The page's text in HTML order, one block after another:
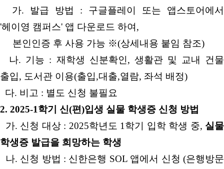
가. 발급 방법 : 구글플레이 또는 앱스토어에서
'헤이영 캠퍼스' 앱 다운로드 하여,
본인인증 후 사용 가능 ※(상세내용 붙임 참조)
나. 기능 : 재학생 신분확인, 생활관 및 교내 건물
출입, 도서관 이용(출입,대출,열람, 좌석 배정)
다. 비고 : 별도 신청 불필요
2. 2025-1학기 신(편)입생 실물 학생증 신청 방법
가. 신청 대상 : 2025학년도 1학기 입학 학생 중, 실물
학생증 발급을 희망하는 학생
나. 신청 방법 : 신한은행 SOL 앱에서 신청 (은행방문